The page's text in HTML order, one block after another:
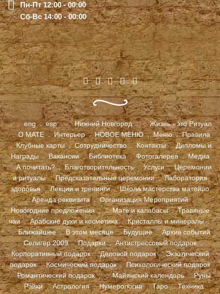
Пн-Пт 12:00 - 00:00
Сб-Вс 14:00 - 00:00
.. eng.esp..Нижний Новгород..Жизнь - это Ритуал
.О МАТЕ.Интерьер.НОВОЕ МЕНЮ.Меню.Правила
.Клубные карты.Сотрудничество.Контакты.Дипломы и
Награды.Вакансии.Библиотека.Фотогалерея.Медиа
.А почитать?.Благотворительность.Услуги.Церемонии
и ритуалы.Предсказательные церемонии.Лаборатория
здоровья.Лекции и тренинги.Школа мастерства матейро
.Аренда реквизита.Организация Мероприятий.
Новогодние предложения..Мате и калабасы.Травяные
чаи.Арабские духи и косметика.Кристаллы и минералы.
.Ближайшее.В этом месяце.Будущие.Архив событий
.Селигер 2009.Подарки.Антистрессовый подарок.
Корпоративный подарок.Деловой подарок.Экзотический
подарок.Космический подарок.Психологический подарок
.Романтический подарок..Майянский календарь.Руны
.Рэйки.Астрология.Нумерология.Таро.Техника